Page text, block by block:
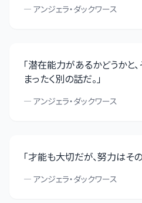
— アンジェラ・ダックワース
「潜在能力があるかどうかと
まったく別の話だ。」
— アンジェラ・ダックワース
「才能も大切だが、努力はそ
— アンジェラ・ダックワース